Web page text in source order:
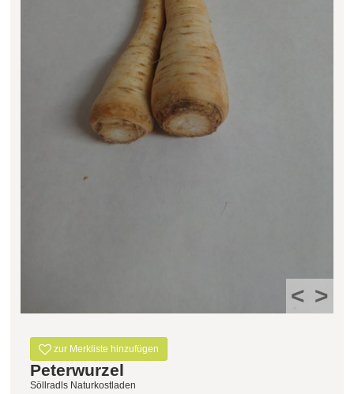
KATEGORIE
Filter zurücksetzen
< >
zur Merkliste hinzufügen
Peterwurzel
Söllradls Naturkostladen